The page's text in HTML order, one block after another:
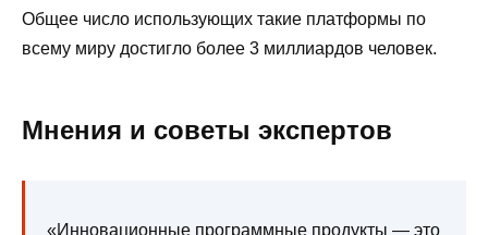
Общее число использующих такие платформы по
всему миру достигло более 3 миллиардов человек.
Мнения и советы экспертов
«Инновационные программные продукты — это